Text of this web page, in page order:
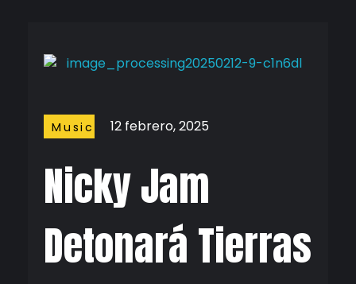
Nicky Jam
Detonará Tierras
12 febrero, 2025
Music